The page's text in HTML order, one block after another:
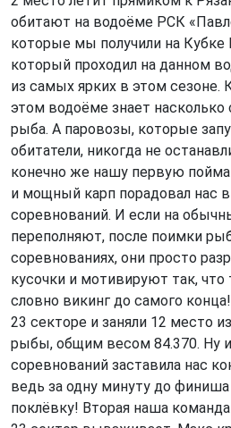
обитают на водоёме РСК
которые мы получили на Кубке
который проходил на данном
из самых ярких в этом
этом водоёме знает
рыба. А паровозы, которые
обитатели, никогда не
конечно же нашу первую
и мощный карп порадовал нас
соревнований. И если на
переполняют, после поимки
соревнованиях, они просто
кусочки и мотивируют так, что
словно викинг до самого
23 секторе и заняли 12 место
рыбы, общим весом 84.370. Ну
соревнований заставила нас
ведь за одну минуту до
поклёвку! Вторая наша